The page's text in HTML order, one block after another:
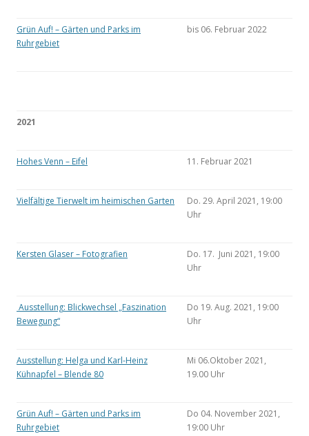
Grün Auf! – Gärten und Parks im
Ruhrgebiet
bis 06. Februar 2022
2021
Hohes Venn – Eifel 11. Februar 2021
Vielfältige Tierwelt im heimischen Garten
Do. 29. April 2021, 19:00
Uhr
Kersten Glaser – Fotografien
Do. 17. Juni 2021, 19:00
Uhr
Ausstellung: Blickwechsel „Faszination
Bewegung“
Do 19. Aug. 2021, 19:00
Uhr
Ausstellung: Helga und Karl-Heinz
Kühnapfel – Blende 80
Mi 06.Oktober 2021,
19.00 Uhr
Grün Auf! – Gärten und Parks im
Ruhrgebiet
Do 04. November 2021,
19:00 Uhr